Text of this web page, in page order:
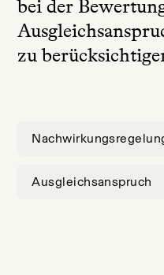
bei der
zu
Ausgleichsanspruch